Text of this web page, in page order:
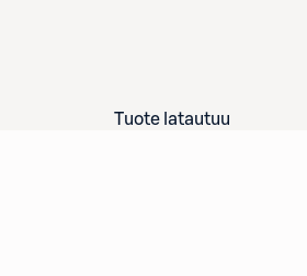
Tuote latautuu